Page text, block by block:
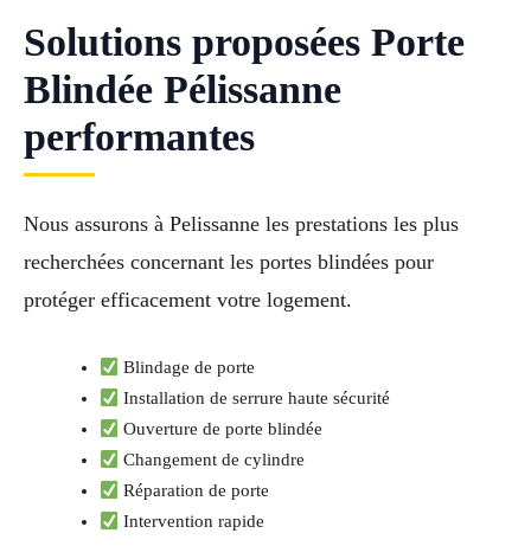
Solutions proposées Porte
Blindée Pélissanne
performantes
Nous assurons à Pelissanne les prestations les plus
recherchées concernant les portes blindées pour
protéger efficacement votre logement.
Blindage de porte
Installation de serrure haute sécurité
Ouverture de porte blindée
Changement de cylindre
Réparation de porte
Intervention rapide